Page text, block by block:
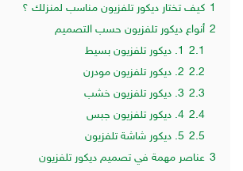
1 كيف تختار ديكور تلفزيون مناسب لمنزلك ؟
2 أنواع ديكور تلفزيون حسب التصميم
2.1 1. ديكور تلفزيون بسيط
2.2 2. ديكور تلفزيون مودرن
2.3 3. ديكور تلفزيون خشب
2.4 4. ديكور تلفزيون جبس
2.5 5. ديكور شاشة تلفزيون
3 عناصر مهمة في تصميم ديكور تلفزيون